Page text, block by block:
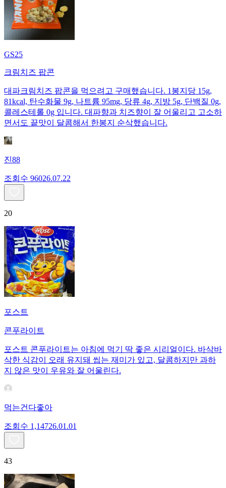
GS25
크림치즈 팝콘
대파크림치즈 팝콘을 먹으려고 구매했습니다. 1봉지당 15g,
81kcal, 탄수화물 9g, 나트륨 95mg, 당류 4g, 지방 5g, 단백질 0g,
콜레스테롤 0g 입니다. 대파향과 치즈향이 잘 어울리고 고소하
면서도 끝맛이 달콤해서 한봉지 순삭했습니다.
진88
조회수 96026.07.22
20
포스트
콘푸라이트
포스트 콘푸라이트는 아침에 먹기 딱 좋은 시리얼이다. 바삭바
삭한 식감이 오래 유지돼 씹는 재미가 있고, 달콤하지만 과하
지 않은 맛이 우유와 잘 어울린다.
먹는건다좋아
조회수 1,14726.01.01
43